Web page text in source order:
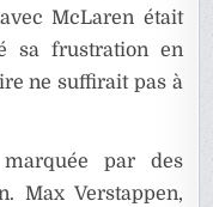
McLaren était
sa frustration en
ne suffirait pas à
par des
Max Verstappen,